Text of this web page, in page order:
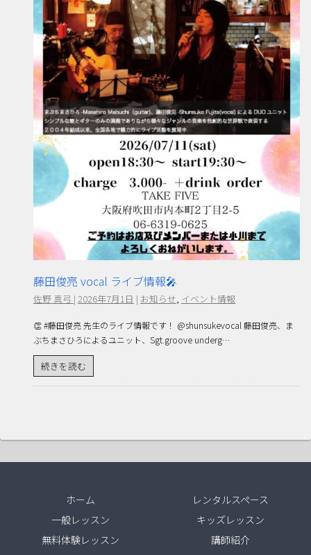
藤田俊亮 vocal ライブ情報🎤
佐野 真弓 | 2026年7月1日 | お知らせ, イベント情報
👏 #藤田俊亮 先生のライブ情報です！ @shunsukevocal 藤田俊亮、ま
ぶちまさひろによるユニット、Sgt.groove underg…
続きを読む
ホーム
レンタルスペース
一般レッスン
キッズレッスン
無料体験レッスン
講師紹介